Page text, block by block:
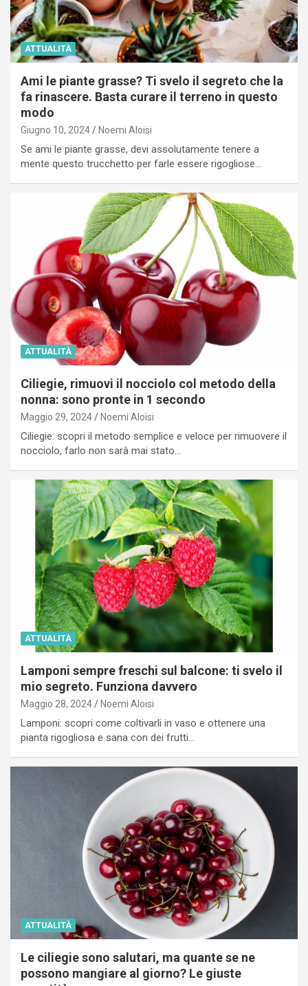
ATTUALITÀ
Ami le piante grasse? Ti svelo il segreto che la
fa rinascere. Basta curare il terreno in questo
modo
Giugno 10, 2024 Noemi Aloisi
Se ami le piante grasse, devi assolutamente tenere a
mente questo trucchetto per farle essere rigogliose…
ATTUALITÀ
Ciliegie, rimuovi il nocciolo col metodo della
nonna: sono pronte in 1 secondo
Maggio 29, 2024 Noemi Aloisi
Ciliegie: scopri il metodo semplice e veloce per rimuovere il
nocciolo, farlo non sarà mai stato…
ATTUALITÀ
Lamponi sempre freschi sul balcone: ti svelo il
mio segreto. Funziona davvero
Maggio 28, 2024 Noemi Aloisi
Lamponi: scopri come coltivarli in vaso e ottenere una
pianta rigogliosa e sana con dei frutti…
ATTUALITÀ
Le ciliegie sono salutari, ma quante se ne
possono mangiare al giorno? Le giuste